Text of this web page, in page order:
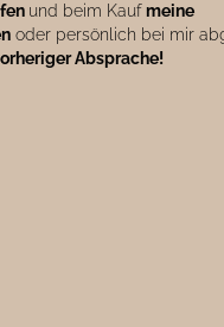
und beim Kaufmeine
oder persönlich bei mir
Absprache!